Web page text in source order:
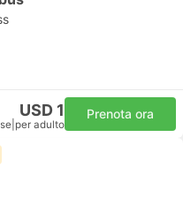
USD 1
per adulto
Prenota ora